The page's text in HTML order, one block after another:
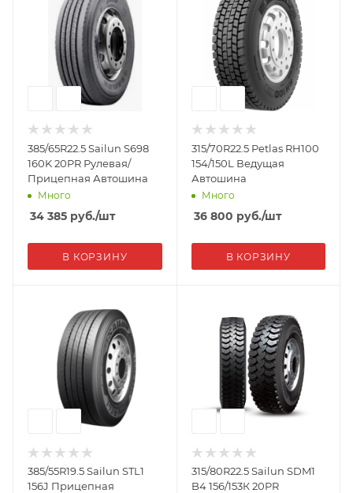
385/65R22.5 Sailun S698
160K 20PR Рулевая/
Прицепная Автошина
Много
34 385 руб./шт
В КОРЗИНУ
315/70R22.5 Petlas RH100
154/150L Ведущая
Автошина
Много
36 800 руб./шт
В КОРЗИНУ
385/55R19.5 Sailun STL1
156J Прицепная
315/80R22.5 Sailun SDM1
B4 156/153К 20PR